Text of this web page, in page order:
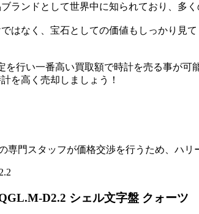
ランドとして世界中に知られており、多
はなく、宝石としての価値もしっかり見
行い一番高い買取額で時計を売る事が可
を高く売却 しましょう！
門スタッフが価格交渉を行うため、ハ
D2.2 シェル文字盤 クォーツ